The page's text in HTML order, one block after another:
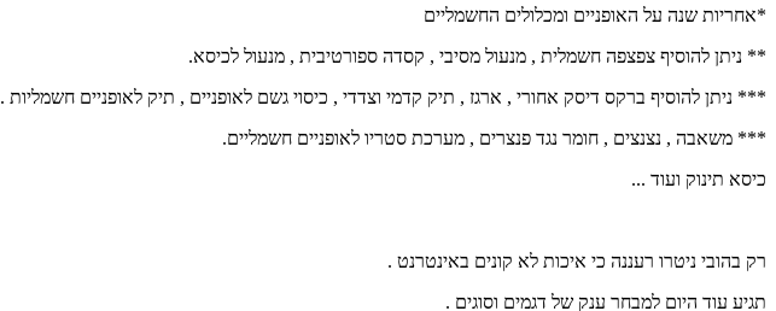
*אחריות שנה על האופניים ומכלולים החשמליים
** ניתן להוסיף צפצפה חשמלית , מנעול מסיבי , קסדה ספורטיבית , מנעול לכיסא.
*** ניתן להוסיף ברקס דיסק אחורי , ארגז , תיק קדמי וצדדי , כיסוי גשם לאופניים , תיק לאופניים חשמליות .
*** משאבה , נצנצים , חומר נגד פנצרים , מערכת סטריו לאופניים חשמליים.
כיסא תינוק ועוד ...
רק בהובי ניטרו רעננה כי איכות לא קונים באינטרנט .
תגיע עוד היום למבחר ענק של דגמים וסוגים .